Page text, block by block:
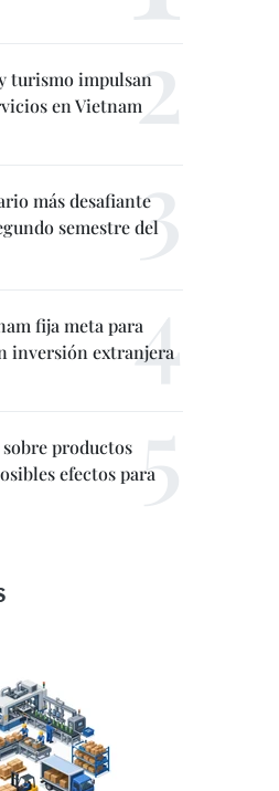
turismo impulsan
en Vietnam
más desafiante
semestre del
fija meta para
inversión extranjera
productos
efectos para